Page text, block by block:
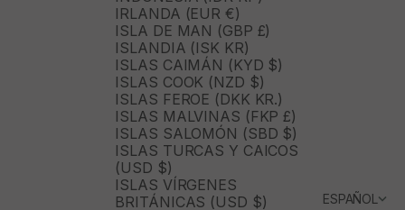
IRLANDA (EUR €)
ISLA DE MAN (GBP £)
ISLANDIA (ISK KR)
ISLAS CAIMÁN (KYD $)
ISLAS COOK (NZD $)
ISLAS FEROE (DKK KR.)
ISLAS MALVINAS (FKP £)
ISLAS SALOMÓN (SBD $)
ISLAS TURCAS Y CAICOS
(USD $)
ISLAS VÍRGENES
BRITÁNICAS (USD $)
ESPAÑOL